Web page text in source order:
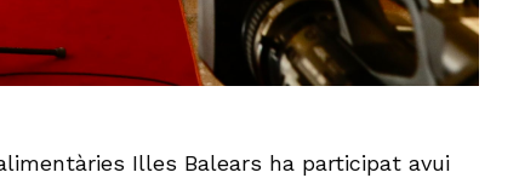
Illes Balears ha participat avui